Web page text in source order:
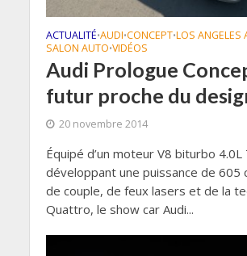
ACTUALITÉ•AUDI•CONCEPT•LOS ANGELES
SALON AUTO•VIDÉOS
Audi Prologue
futur proche du
20 novembre 2014
Équipé d’un moteur V8 biturbo 4.0L
développant une puissance de 605
de couple, de feux lasers et de la
Quattro, le show car Audi...